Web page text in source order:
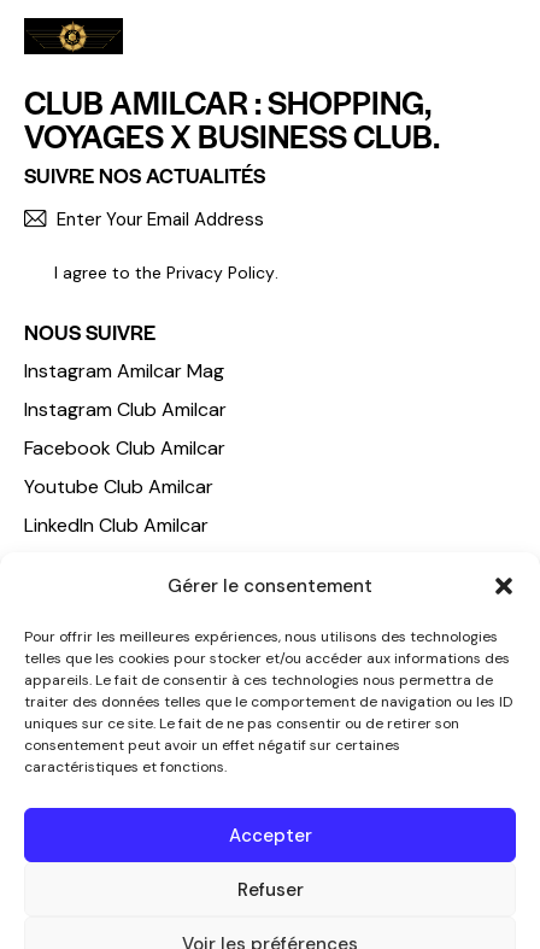
Gérer le consentement
Pour offrir les meilleures expériences, nous utilisons des technologies
telles que les cookies pour stocker et/ou accéder aux informations des
appareils. Le fait de consentir à ces technologies nous permettra de
traiter des données telles que le comportement de navigation ou les ID
uniques sur ce site. Le fait de ne pas consentir ou de retirer son
consentement peut avoir un effet négatif sur certaines
caractéristiques et fonctions.
Accepter
Refuser
Voir les préférences
CLUB AMILCAR : SHOPPING,
VOYAGES X BUSINESS CLUB.
SUIVRE NOS ACTUALITÉS
I agree to the Privacy Policy.
NOUS SUIVRE
Instagram Amilcar Mag
Instagram Club Amilcar
Facebook Club Amilcar
Youtube Club Amilcar
LinkedIn Club Amilcar
NOTRE GROUPE
ACCUEIL
AMILCAR TRAVEL CLUB
CLUB AMILCAR, Club d'affaires international
AGENCE MEDIANE
CONTACT
+33 7 49 60 92 02